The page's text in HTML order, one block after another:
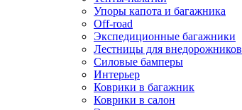
Упоры капота и багажника
Off-road
Экспедиционные багажники
Лестницы для внедорожников
Силовые бамперы
Интерьер
Коврики в багажник
Коврики в салон